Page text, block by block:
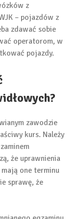
z
– pojazdów z
zdawać sobie
operatorom, w
pojazdy.
zawodzie
kurs. Należy
że uprawnienia
one terminu
sprawę, że